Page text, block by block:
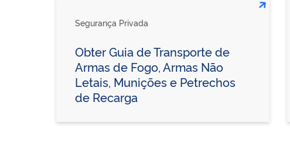
Segurança Privada
Obter Guia de Transporte de
Armas de Fogo, Armas Não
Letais, Munições e Petrechos
de Recarga